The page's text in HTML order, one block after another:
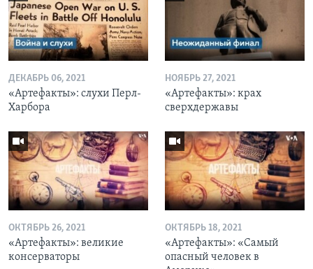
ДЕКАБРЬ 06, 2021
«Артефакты»: слухи Перл-
Харбора
НОЯБРЬ 27, 2021
«Артефакты»: крах
сверхдержавы
ОКТЯБРЬ 26, 2021
«Артефакты»: великие
консерваторы
ОКТЯБРЬ 18, 2021
«Артефакты»: «Самый
опасный человек в